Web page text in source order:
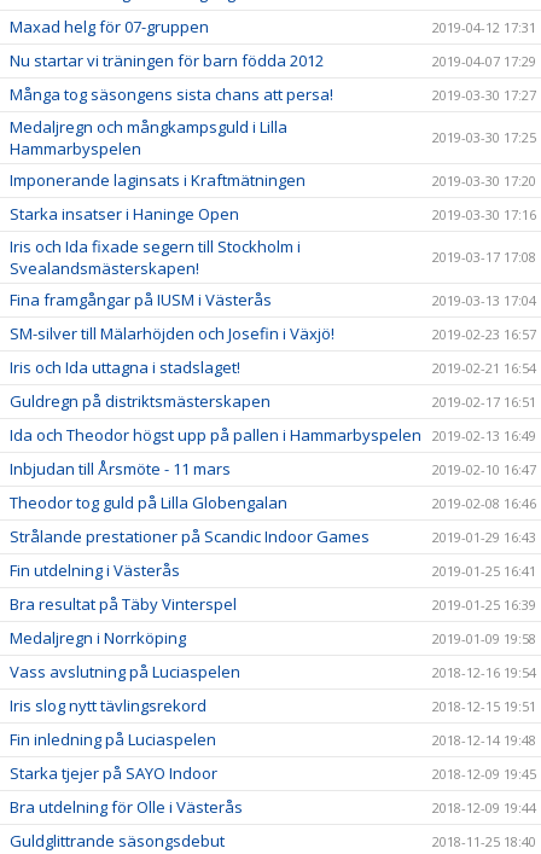
Maxad helg för 07-gruppen 2019-04-12 17:31
Nu startar vi träningen för barn födda 2012 2019-04-07 17:29
Många tog säsongens sista chans att persa! 2019-03-30 17:27
Medaljregn och mångkampsguld i Lilla
Hammarbyspelen
2019-03-30 17:25
Imponerande laginsats i Kraftmätningen 2019-03-30 17:20
Starka insatser i Haninge Open 2019-03-30 17:16
Iris och Ida fixade segern till Stockholm i
Svealandsmästerskapen!
2019-03-17 17:08
Fina framgångar på IUSM i Västerås 2019-03-13 17:04
SM-silver till Mälarhöjden och Josefin i Växjö! 2019-02-23 16:57
Iris och Ida uttagna i stadslaget! 2019-02-21 16:54
Guldregn på distriktsmästerskapen 2019-02-17 16:51
Ida och Theodor högst upp på pallen i Hammarbyspelen 2019-02-13 16:49
Inbjudan till Årsmöte - 11 mars 2019-02-10 16:47
Theodor tog guld på Lilla Globengalan 2019-02-08 16:46
Strålande prestationer på Scandic Indoor Games 2019-01-29 16:43
Fin utdelning i Västerås 2019-01-25 16:41
Bra resultat på Täby Vinterspel 2019-01-25 16:39
Medaljregn i Norrköping 2019-01-09 19:58
Vass avslutning på Luciaspelen 2018-12-16 19:54
Iris slog nytt tävlingsrekord 2018-12-15 19:51
Fin inledning på Luciaspelen 2018-12-14 19:48
Starka tjejer på SAYO Indoor 2018-12-09 19:45
Bra utdelning för Olle i Västerås 2018-12-09 19:44
Guldglittrande säsongsdebut 2018-11-25 18:40